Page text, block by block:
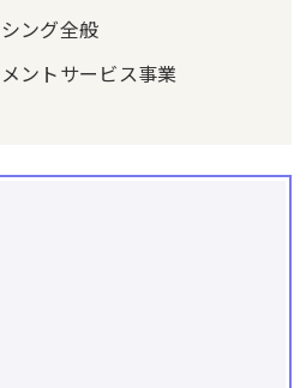
ング全般
ントサービス事業